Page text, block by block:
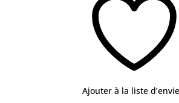
Ajouter à la liste